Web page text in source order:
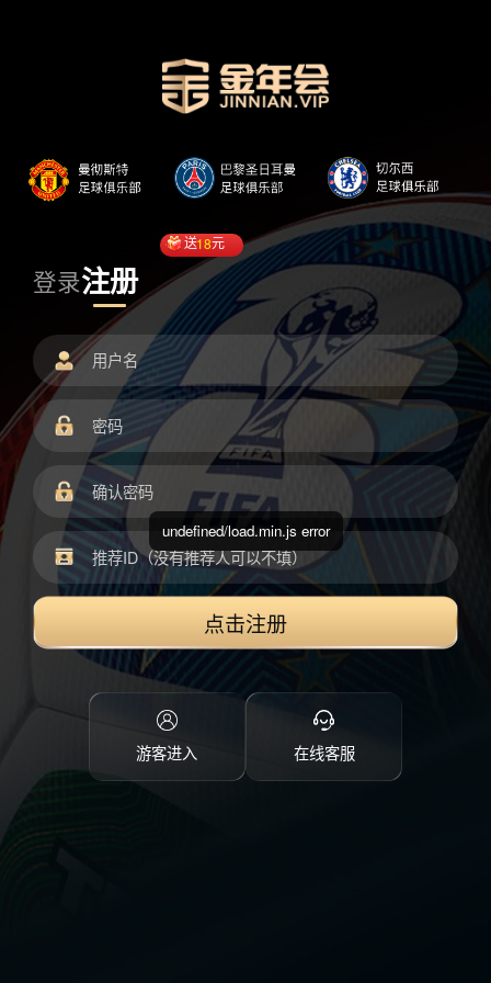
登录注册
送18元
点击注册
游客进入 在线客服
undefined/load.min.js error